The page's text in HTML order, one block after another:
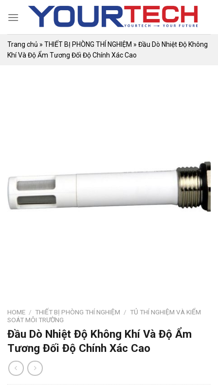
Trang chủ » THIẾT BỊ PHÒNG THÍ NGHIỆM » Đầu Dò Nhiệt Độ Không
Khí Và Độ Ẩm Tương Đối Độ Chính Xác Cao
HOME / THIẾT BỊ PHÒNG THÍ NGHIỆM / TỦ THÍ NGHIỆM VÀ KIỂM
SOÁT MÔI TRƯỜNG
Đầu Dò Nhiệt Độ Không Khí Và Độ Ẩm
Tương Đối Độ Chính Xác Cao